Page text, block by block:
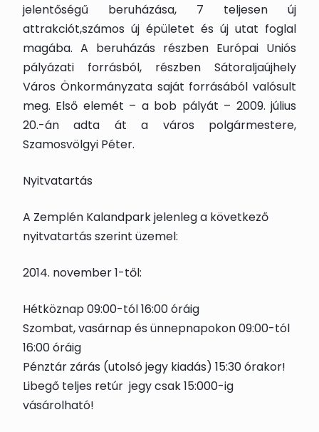
jelentőségű beruházása, 7 teljesen új
attrakciót,számos új épületet és új utat foglal
magába. A beruházás részben Európai Uniós
pályázati forrásból, részben Sátoraljaújhely
Város Önkormányzata saját forrásából valósult
meg. Első elemét – a bob pályát – 2009. július
20.-án adta át a város polgármestere,
Szamosvölgyi Péter.
Nyitvatartás
A Zemplén Kalandpark jelenleg a következő
nyitvatartás szerint üzemel:
2014. november 1-től:
Hétköznap 09:00-tól 16:00 óráig
Szombat, vasárnap és ünnepnapokon 09:00-tól
16:00 óráig
Pénztár zárás (utolsó jegy kiadás) 15:30 órakor!
Libegő teljes retúr jegy csak 15:000-ig
vásárolható!